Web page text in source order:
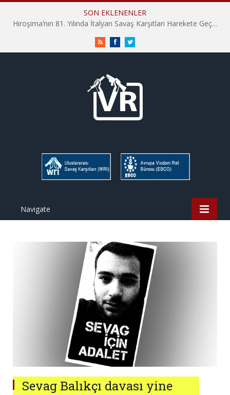
SON EKLENENLER
Hiroşima’nın 81. Yılında İtalyan Savaş Karşıtları Harekete Geçti: “Hatırlamak yeterli değil”
RSS FacebookTwitter
Navigate
Sevag Balıkçı davası yine